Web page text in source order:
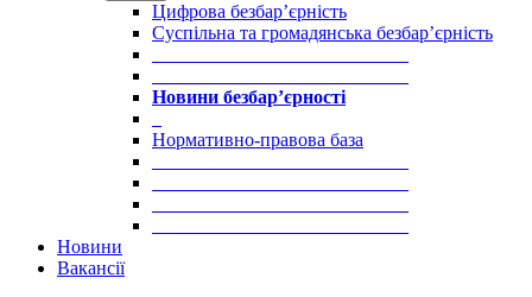
Цифрова безбар’єрність
Суспільна та громадянська безбар’єрність
Новини безбар’єрності
Нормативно-правова база
Новини
Вакансії